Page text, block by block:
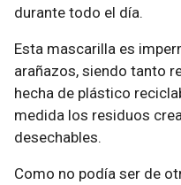
durante todo el día.
Esta mascarilla es
arañazos, siendo tanto
hecha de plástico
medida los residuos
desechables.
Como no podía ser de